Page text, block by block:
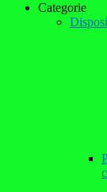
Categorie